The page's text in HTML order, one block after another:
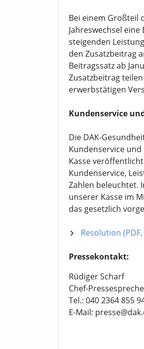
Bei einem Großteil
Jahreswechsel
steigenden
den Zusatzbeitrag
Beitragssatz ab
Zusatzbeitrag
erwerbstätigen
Kundenservice
Die DAK-
Kundenservice
Kasse
Kundenservice,
Zahlen beleuchtet.
unserer Kasse im
das gesetzlich
Resolution (PDF,
Pressekontakt:
Rüdiger Scharf
Chef-
Tel.: 040 2364 855
E-Mail: